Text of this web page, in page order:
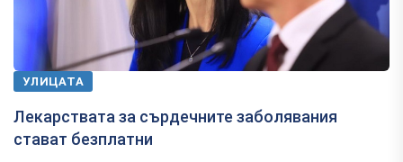
УЛИЦАТА
Лекарствата за сърдечните заболявания
стават безплатни